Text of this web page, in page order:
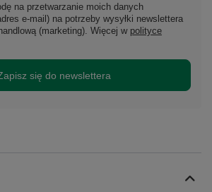
na przetwarzanie moich danych
e-mail) na potrzeby wysyłki newslettera
(marketing). Więcej w polityce
się do newslettera